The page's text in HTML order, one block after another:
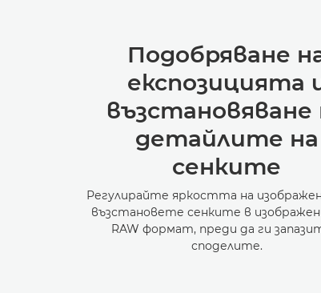
Подобряване
експозицията
възстановяване
детайлите на
сенките
Регулирайте яркостта на
възстановете сенките в
RAW формат, преди да ги
споделите.